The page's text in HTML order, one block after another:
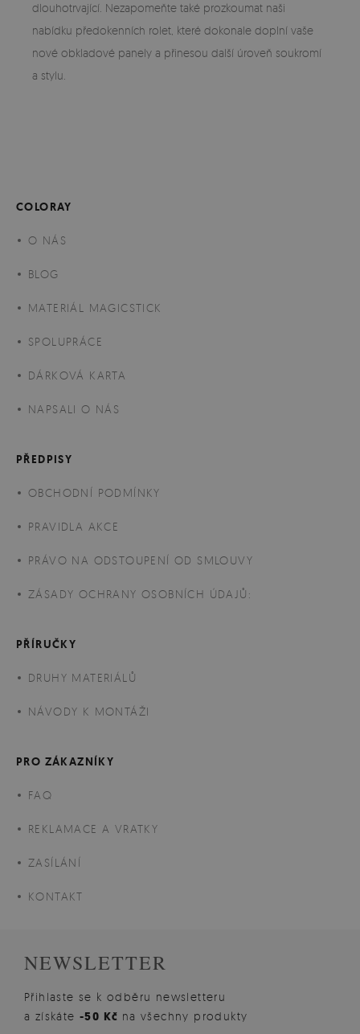
dlouhotrvající. Nezapomeňte také prozkoumat naši
nabídku předokenních rolet, které dokonale doplní vaše
nové obkladové panely a přinesou další úroveň soukromí
a stylu.
COLORAY
O NÁS
BLOG
MATERIÁL MAGICSTICK
SPOLUPRÁCE
DÁRKOVÁ KARTA
NAPSALI O NÁS
PŘEDPISY
OBCHODNÍ PODMÍNKY
PRAVIDLA AKCE
PRÁVO NA ODSTOUPENÍ OD SMLOUVY
ZÁSADY OCHRANY OSOBNÍCH ÚDAJŮ:
PŘÍRUČKY
DRUHY MATERIÁLŮ
NÁVODY K MONTÁŽI
PRO ZÁKAZNÍKY
FAQ
REKLAMACE A VRATKY
ZASÍLÁNÍ
KONTAKT
NEWSLETTER
Přihlaste se k odběru newsletteru
a získáte -50 Kč na všechny produkty